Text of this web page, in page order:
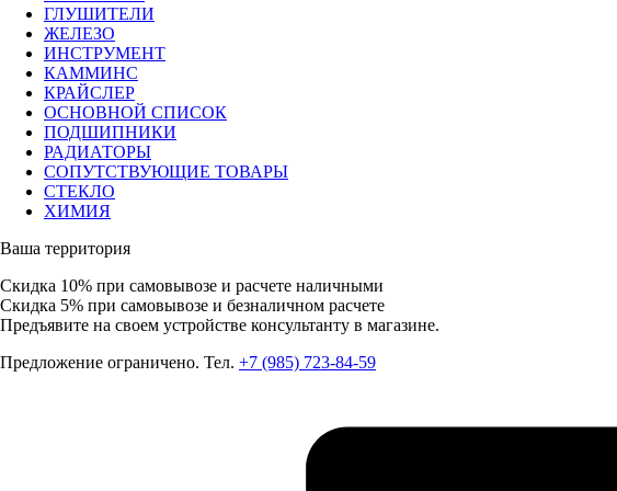
ГЛУШИТЕЛИ
ЖЕЛЕЗО
ИНСТРУМЕНТ
КАММИНС
КРАЙСЛЕР
ОСНОВНОЙ СПИСОК
ПОДШИПНИКИ
РАДИАТОРЫ
СОПУТСТВУЮЩИЕ ТОВАРЫ
СТЕКЛО
ХИМИЯ
Ваша территория
Скидка 10% при самовывозе и расчете наличными
Скидка 5% при самовывозе и безналичном расчете
Предъявите на своем устройстве консультанту в магазине.
Предложение ограничено. Тел. +7 (985) 723-84-59